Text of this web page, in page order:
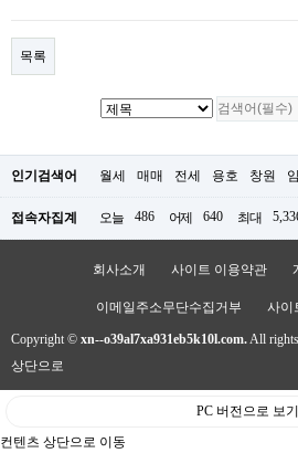
목록
인기검색어 월세 매매 전세 용호 창원
접속자집계 오늘 486 어제 640 최대
회사소개 사이트 이용약관
이메일주소무단수집거부 사이
Copyright © xn--o39al7xa931eb5k10l.com.All
상단으로
PC 버전으로 보기
컨텐츠 상단으로 이동